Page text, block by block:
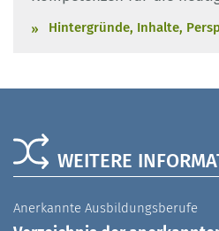
Hintergründe, Inhalte,
WEITERE
Anerkannte Ausbildungsberufe